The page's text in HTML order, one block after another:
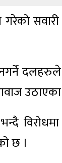
सवारी
नगर्ने
छ ।